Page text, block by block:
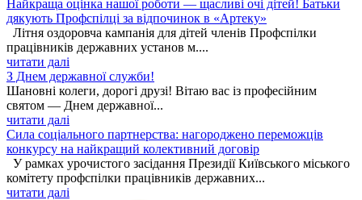
Найкраща оцінка нашої роботи — щасливі очі дітей! Батьки
дякують Профспілці за відпочинок в «Артеку»
Літня оздоровча кампанія для дітей членів Профспілки
працівників державних установ м....
читати далі
З Днем державної служби!
Шановні колеги, дорогі друзі! Вітаю вас із професійним
святом — Днем державної...
читати далі
Сила соціального партнерства: нагороджено переможців
конкурсу на найкращий колективний договір
У рамках урочистого засідання Президії Київського міського
комітету профспілки працівників державних...
читати далі